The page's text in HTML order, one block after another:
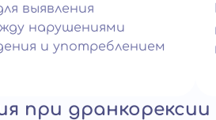
выявления
нарушениями
и употреблением
при дранкорексии